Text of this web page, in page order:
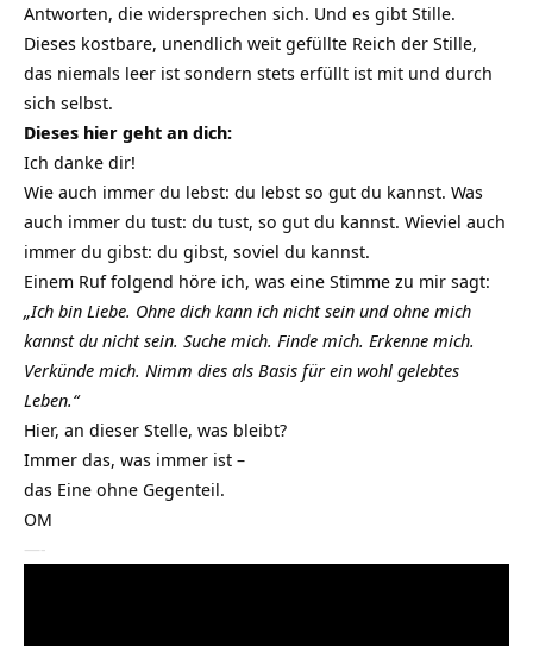
Antworten, die widersprechen sich. Und es gibt Stille.
Dieses kostbare, unendlich weit gefüllte Reich der Stille,
das niemals leer ist sondern stets erfüllt ist mit und durch
sich selbst.
Dieses hier geht an dich:
Ich danke dir!
Wie auch immer du lebst: du lebst so gut du kannst. Was
auch immer du tust: du tust, so gut du kannst. Wieviel auch
immer du gibst: du gibst, soviel du kannst.
Einem Ruf folgend höre ich, was eine Stimme zu mir sagt:
„Ich bin Liebe. Ohne dich kann ich nicht sein und ohne mich
kannst du nicht sein. Suche mich. Finde mich. Erkenne mich.
Verkünde mich. Nimm dies als Basis für ein wohl gelebtes
Leben.“
Hier, an dieser Stelle, was bleibt?
Immer das, was immer ist –
das Eine ohne Gegenteil.
OM
—-